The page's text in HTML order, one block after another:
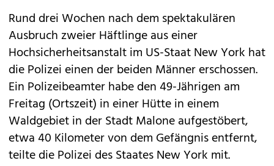
Rund drei Wochen nach dem spektakulären
Ausbruch zweier Häftlinge aus einer
Hochsicherheitsanstalt im US-Staat New York hat
die Polizei einen der beiden Männer erschossen.
Ein Polizeibeamter habe den 49-Jährigen am
Freitag (Ortszeit) in einer Hütte in einem
Waldgebiet in der Stadt Malone aufgestöbert,
etwa 40 Kilometer von dem Gefängnis entfernt,
teilte die Polizei des Staates New York mit.